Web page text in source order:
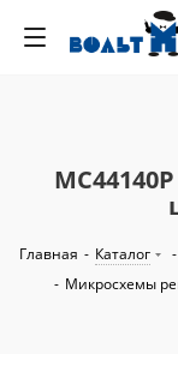
Главная - Каталог -
- Микросхемы